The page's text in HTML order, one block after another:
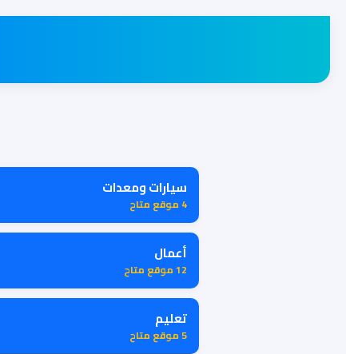
سيارات ومعدات
4 موقع متاح
أعمال
12 موقع متاح
تعليم
5 موقع متاح